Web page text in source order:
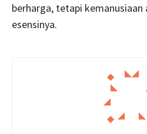
berharga, tetapi kemanusiaan
esensinya.